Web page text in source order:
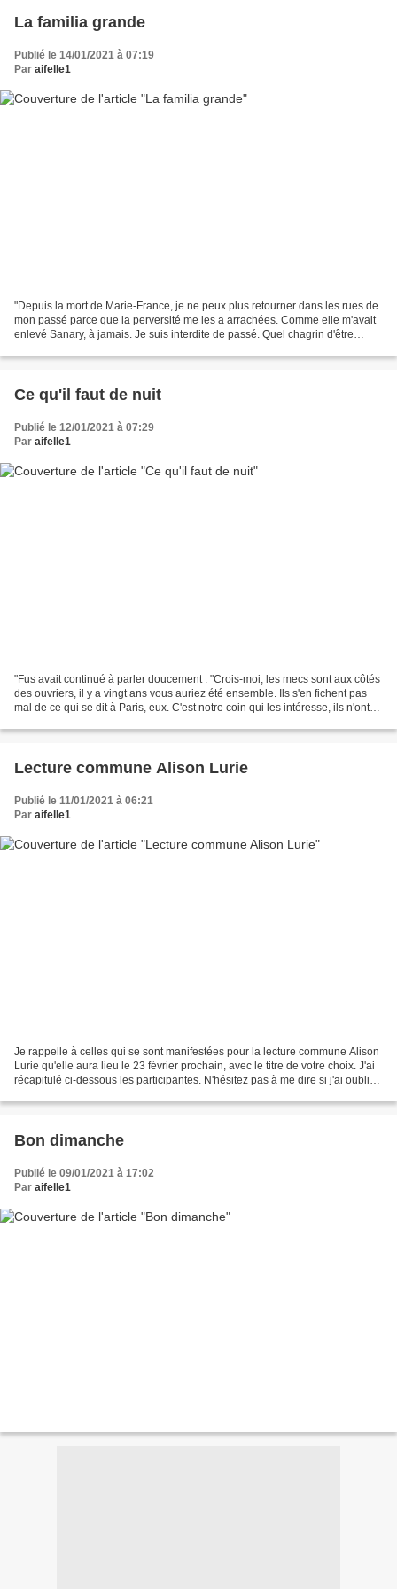
La familia grande
Publié le 14/01/2021 à 07:19
Par aifelle1
"Depuis la mort de Marie-France, je ne peux plus retourner dans les rues de
mon passé parce que la perversité me les a arrachées. Comme elle m'avait
enlevé Sanary, à jamais. Je suis interdite de passé. Quel chagrin d'être
Ce qu'il faut de nuit
Publié le 12/01/2021 à 07:29
Par aifelle1
"Fus avait continué à parler doucement : "Crois-moi, les mecs sont aux côtés
des ouvriers, il y a vingt ans vous auriez été ensemble. Ils s'en fichent pas
mal de ce qui se dit à Paris, eux. C'est notre coin qui les intéresse, ils n'ont
Lecture commune Alison Lurie
Publié le 11/01/2021 à 06:21
Par aifelle1
Je rappelle à celles qui se sont manifestées pour la lecture commune Alison
Lurie qu'elle aura lieu le 23 février prochain, avec le titre de votre choix. J'ai
récapitulé ci-dessous les participantes. N'hésitez pas à me dire si j'ai oublié
Bon dimanche
Publié le 09/01/2021 à 17:02
Par aifelle1